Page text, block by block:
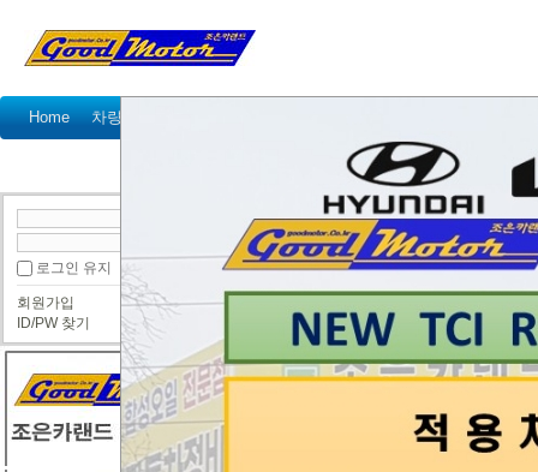
Home 차량정비가격표
수입차 정비상담
로그인 유지
회원가입
ID/PW 찾기
● 국산차 정비상담
정비문의 드립니다.
1달 넘게 오래다닐
거의 신생이라 믿을